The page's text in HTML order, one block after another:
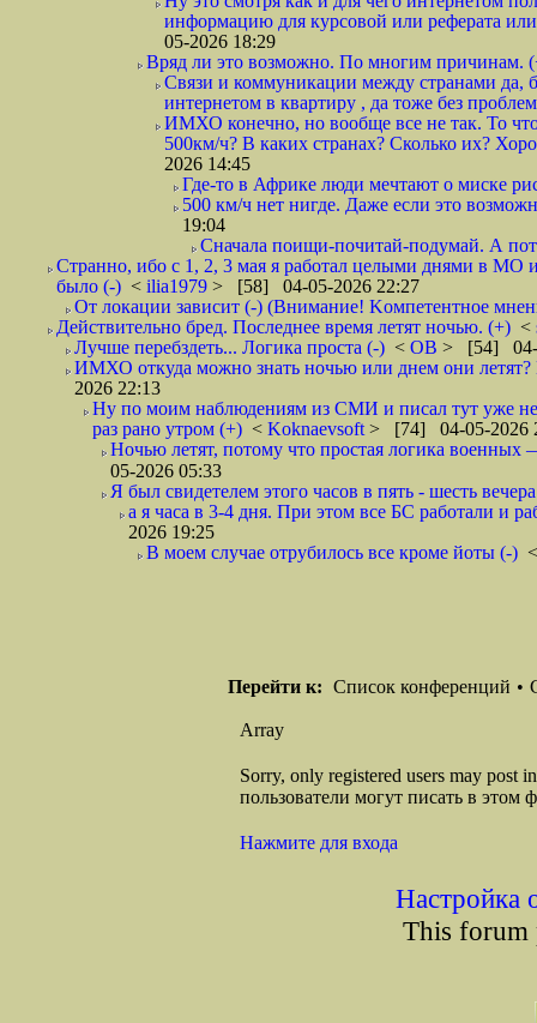
информацию для курсовой или реферата
05-2026 18:29
Вряд ли это возможно. По многим причинам.
Связи и коммуникации между странами да,
интернетом в квартиру , да тоже без
ИМХО конечно, но вообще все не так. То
500км/ч? В каких странах? Сколько их?
2026 14:45
Где-то в Африке люди мечтают о миске
500 км/ч нет нигде. Даже если это
19:04
Сначала поищи-почитай-подумай. А
Странно, ибо с 1, 2, 3 мая я работал целыми днями в МО
было (-) < ilia1979 > [58] 04-05-2026 22:27
От локации зависит (-) (Внимание! Kомпетентное
Действительно бред. Последнее время летят ночью. (+) <
Лучше перебздеть... Логика проста (-) < ОВ > [54] 04-
ИМХО откуда можно знать ночью или днем они летят?
2026 22:13
Ну по моим наблюдениям из СМИ и писал тут уже
раз рано утром (+) < Koknaevsoft > [74] 04-05-2026
Ночью летят, потому что простая логика
05-2026 05:33
Я был свидетелем этого часов в пять - шесть
а я часа в 3-4 дня. При этом все БС работали и
2026 19:25
В моем случае отрубилось все кроме йоты (-)
Перейти к: Список конференций •
Array
Sorry, only registered users may post
пользователи могут писать в этом
Нажмите для входа
Настройка
This